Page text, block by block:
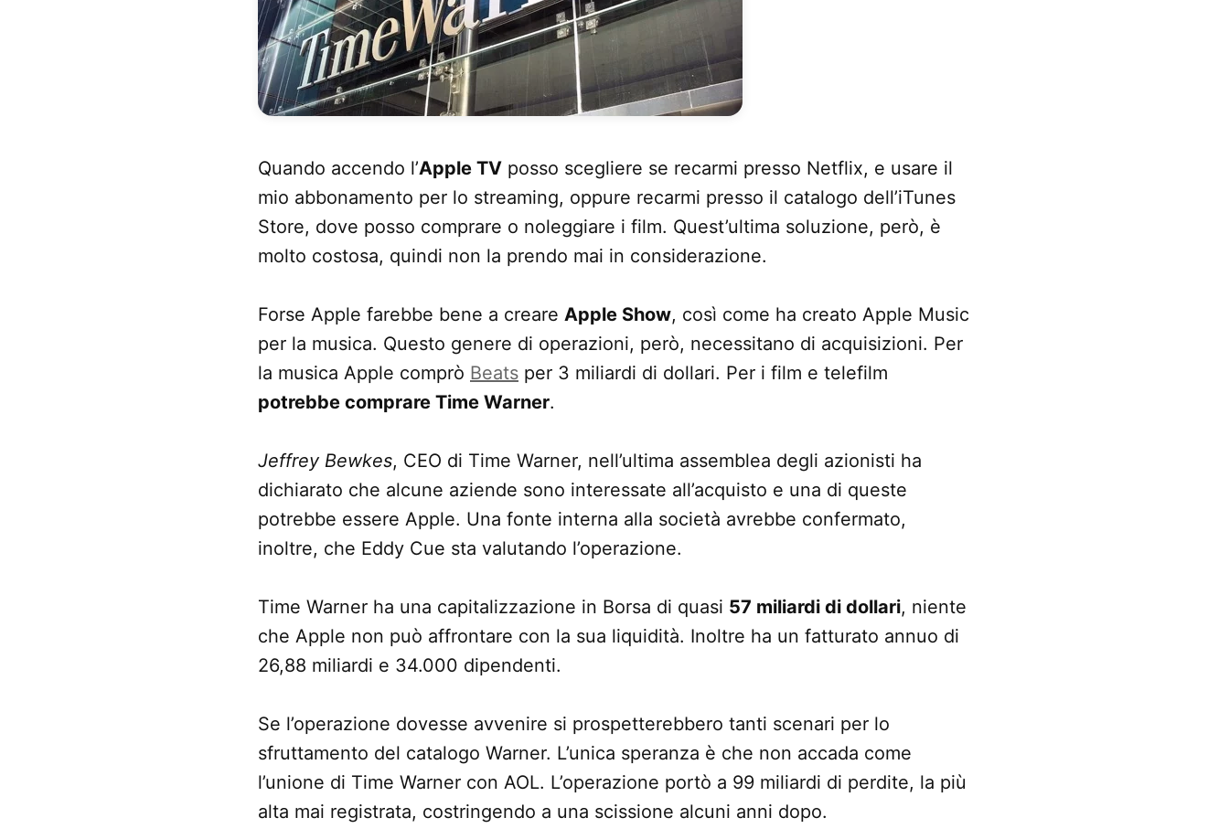
Quando accendo l’Apple TV posso scegliere se recarmi presso Netflix, e usare il
mio abbonamento per lo streaming, oppure recarmi presso il catalogo dell’iTunes
Store, dove posso comprare o noleggiare i film. Quest’ultima soluzione, però, è
molto costosa, quindi non la prendo mai in considerazione.
Forse Apple farebbe bene a creare Apple Show, così come ha creato Apple Music
per la musica. Questo genere di operazioni, però, necessitano di acquisizioni. Per
la musica Apple comprò Beats per 3 miliardi di dollari. Per i film e telefilm
potrebbe comprare Time Warner.
Jeffrey Bewkes, CEO di Time Warner, nell’ultima assemblea degli azionisti ha
dichiarato che alcune aziende sono interessate all’acquisto e una di queste
potrebbe essere Apple. Una fonte interna alla società avrebbe confermato,
inoltre, che Eddy Cue sta valutando l’operazione.
Time Warner ha una capitalizzazione in Borsa di quasi 57 miliardi di dollari, niente
che Apple non può affrontare con la sua liquidità. Inoltre ha un fatturato annuo di
26,88 miliardi e 34.000 dipendenti.
Se l’operazione dovesse avvenire si prospetterebbero tanti scenari per lo
sfruttamento del catalogo Warner. L’unica speranza è che non accada come
l’unione di Time Warner con AOL. L’operazione portò a 99 miliardi di perdite, la più
alta mai registrata, costringendo a una scissione alcuni anni dopo.